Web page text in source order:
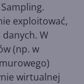
exploitować,
W
(np. w
wirtualnej